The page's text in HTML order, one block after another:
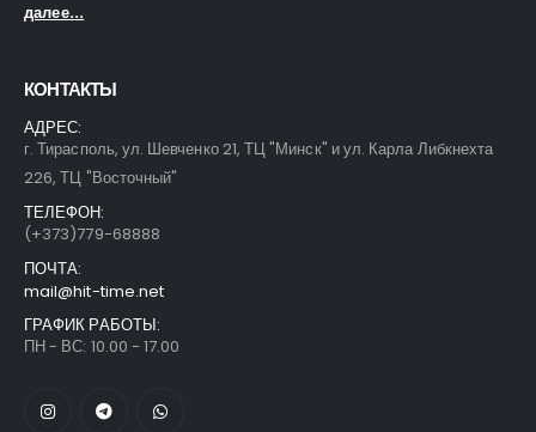
далее...
КОНТАКТЫ
АДРЕС:
г. Тирасполь, ул. Шевченко 21, ТЦ "Минск" и ул. Карла Либкнехта
226, ТЦ "Восточный"
ТЕЛЕФОН:
(+373)779-68888
ПОЧТА:
mail@hit-time.net
ГРАФИК РАБОТЫ:
ПН - ВС: 10.00 - 17.00